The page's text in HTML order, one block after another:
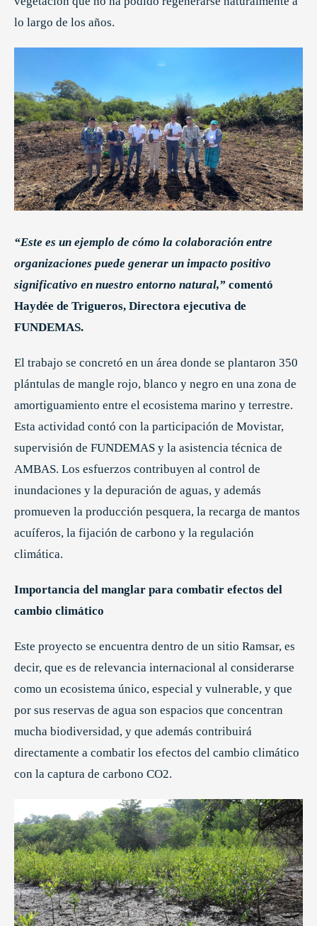
lo largo de los años.
“Este es un ejemplo de cómo la colaboración entre
organizaciones puede generar un impacto positivo
significativo en nuestro entorno natural,” comentó
Haydée de Trigueros, Directora ejecutiva de
FUNDEMAS.
El trabajo se concretó en un área donde se plantaron 350
plántulas de mangle rojo, blanco y negro en una zona de
amortiguamiento entre el ecosistema marino y terrestre.
Esta actividad contó con la participación de Movistar,
supervisión de FUNDEMAS y la asistencia técnica de
AMBAS. Los esfuerzos contribuyen al control de
inundaciones y la depuración de aguas, y además
promueven la producción pesquera, la recarga de mantos
acuíferos, la fijación de carbono y la regulación
climática.
Importancia del manglar para combatir efectos del
cambio climático
Este proyecto se encuentra dentro de un sitio Ramsar, es
decir, que es de relevancia internacional al considerarse
como un ecosistema único, especial y vulnerable, y que
por sus reservas de agua son espacios que concentran
mucha biodiversidad, y que además contribuirá
directamente a combatir los efectos del cambio climático
con la captura de carbono CO2.